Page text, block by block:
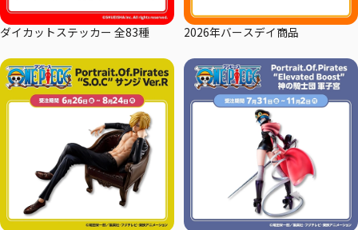
ダイカットステッカー 全83種 2026年バースデイ商品